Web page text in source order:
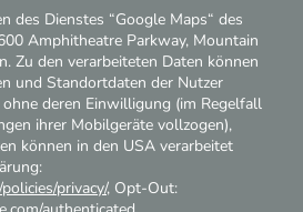
des Dienstes “Google Maps“ des
Amphitheatre Parkway, Mountain
Zu den verarbeiteten Daten können
und Standortdaten der Nutzer
deren Einwilligung (im Regelfall
ihrer Mobilgeräte vollzogen),
können in den USA verarbeitet
privacy/, Opt-Out: